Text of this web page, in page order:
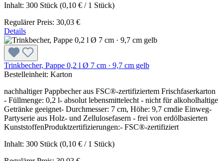
Inhalt: 300 Stück (0,10 € / 1 Stück)
Regulärer Preis: 30,03 €
Details
Trinkbecher, Pappe 0,2 l Ø 7 cm · 9,7 cm gelb
Bestelleinheit: Karton
nachhaltiger Pappbecher aus FSC®-zertifiziertem Frischfaserkarton
- Füllmenge: 0,2 l- absolut lebensmittelecht - nicht für alkoholhaltige
Getränke geeignet- Durchmesser: 7 cm, Höhe: 9,7 cmdie Einweg-
Partyserie aus Holz- und Zellulosefasern - frei von erdölbasierten
KunststoffenProduktzertifizierungen:- FSC®-zertifiziert
Inhalt: 300 Stück (0,10 € / 1 Stück)